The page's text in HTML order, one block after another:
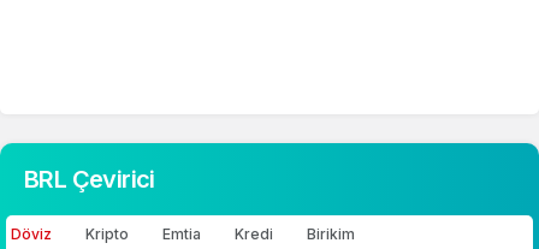
BRL Çevirici
Döviz Kripto Emtia Kredi Birikim